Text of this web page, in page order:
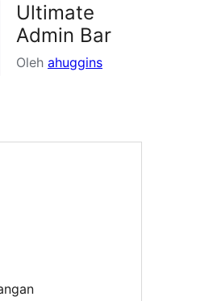
Ultimate
Admin Bar
Oleh ahuggins